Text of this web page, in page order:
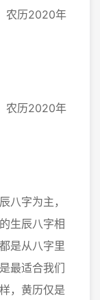
农历2020年
农历2020年
字为主，
生辰八字相
是从八字里
最适合我们
，黄历仅是